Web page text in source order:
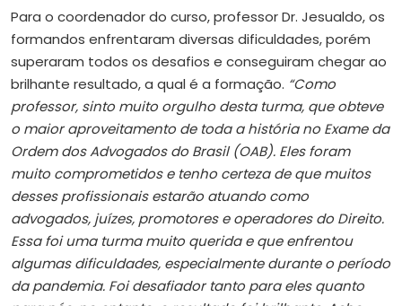
Para o coordenador do curso, professor Dr. Jesualdo, os
formandos enfrentaram diversas dificuldades, porém
superaram todos os desafios e conseguiram chegar ao
brilhante resultado, a qual é a formação. “Como
professor, sinto muito orgulho desta turma, que obteve
o maior aproveitamento de toda a história no Exame da
Ordem dos Advogados do Brasil (OAB). Eles foram
muito comprometidos e tenho certeza de que muitos
desses profissionais estarão atuando como
advogados, juízes, promotores e operadores do Direito.
Essa foi uma turma muito querida e que enfrentou
algumas dificuldades, especialmente durante o período
da pandemia. Foi desafiador tanto para eles quanto